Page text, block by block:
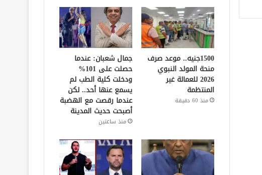
1500جنيه.. موعد صرف
منحة المولد النبوي
2026 للعمالة غير
المنتظمة
منذ 60 دقيقة
جمال شعبان: عندما
حصلت على 101%
ودخلت كلية الطب لم
يسمع عنها أحد.. لكن
عندما رقصت مع الهضبة
أصبحت حديث المدينة
منذ ساعتين